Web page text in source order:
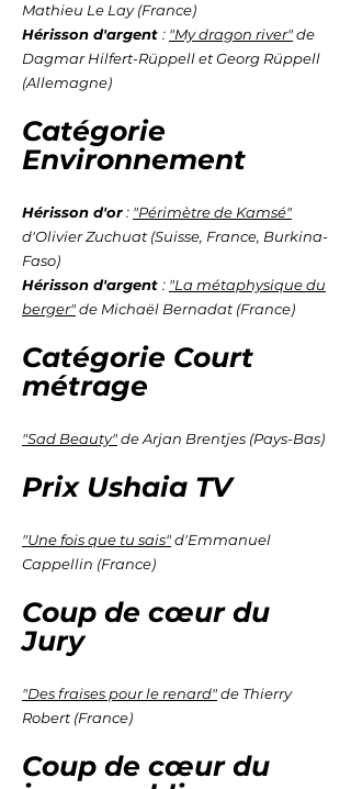
Mathieu Le Lay (France)
Hérisson d'argent : "My dragon river"de
DagmarHilfert-Rüppell et Georg Rüppell
(Allemagne)
Catégorie
Environnement
Hérisson d'or: "Périmètre de Kamsé"
d'Olivier Zuchuat (Suisse, France, Burkina-
Faso)
Hérisson d'argent : "La métaphysique du
berger"de Michaël Bernadat (France)
Catégorie Court
métrage
"Sad Beauty"de Arjan Brentjes (Pays-Bas)
Prix Ushaia TV
"Une fois que tu sais"d'Emmanuel
Cappellin (France)
Coup de cœurdu
Jury
"Des fraises pour le renard"de Thierry
Robert (France)
Coup de cœurdu